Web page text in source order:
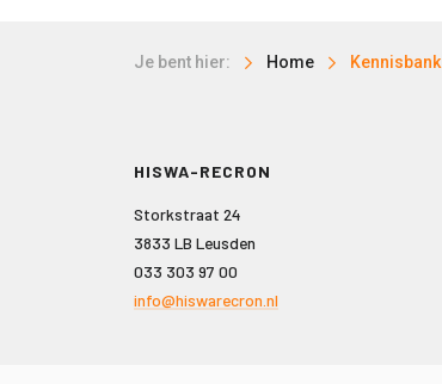
Je bent hier: Home Kennisbank
HISWA-RECRON
Storkstraat 24
3833 LB Leusden
033 303 97 00
info@hiswarecron.nl